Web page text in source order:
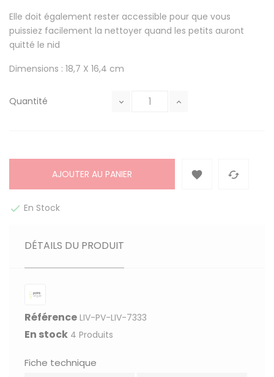
Elle doit également rester accessible pour que vous
puissiez facilement la nettoyer quand les petits auront
quitté le nid
Dimensions : 18,7 X 16,4 cm
Quantité
AJOUTER AU PANIER  
 En Stock
DÉTAILS DU PRODUIT
Référence LIV-PV-LIV-7333
En stock 4 Produits
Fiche technique